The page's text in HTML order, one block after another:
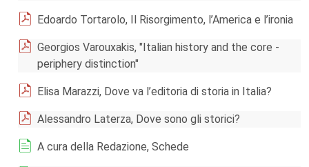
Edoardo Tortarolo, Il Risorgimento, l’America e l’ironia
Georgios Varouxakis, "Italian history and the core -
periphery distinction"
Elisa Marazzi, Dove va l’editoria di storia in Italia?
Alessandro Laterza, Dove sono gli storici?
A cura della Redazione, Schede